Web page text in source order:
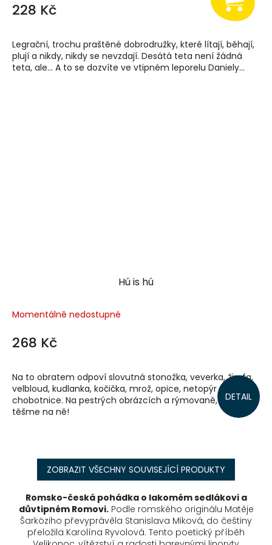
228 Kč
Legrační, trochu praštěné dobrodružky, které lítají, běhají,
plují a nikdy, nikdy se nevzdají. Desátá teta není žádná
teta, ale… A to se dozvíte ve vtipném leporelu Daniely...
Hú is hú
Momentálně nedostupné
268 Kč
DETAIL
Na to obratem odpoví slovutná stonožka, veverka, žirafa,
velbloud, kudlanka, kočička, mrož, opice, netopýr nebo
chobotnice. Na pestrých obrázcích a rýmovaně, a tak se
těšme na ně!
ZOBRAZIT VŠECHNY SOUVISEJÍCÍ PRODUKTY
Romsko-česká pohádka o lakomém sedlákovi a
důvtipném Romovi.Podle romského originálu Matěje
Šarköziho převyprávěla Stanislava Miková, do češtiny
přeložila Karolína Ryvolová. Tento poetický příběh